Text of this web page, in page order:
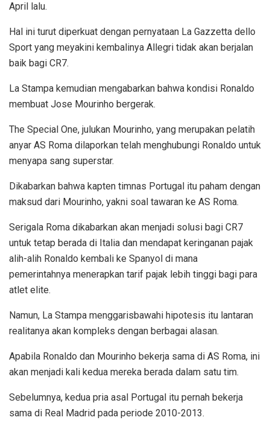
April lalu.
Hal ini turut diperkuat dengan pernyataan La Gazzetta dello
Sport yang meyakini kembalinya Allegri tidak akan berjalan
baik bagi CR7.
La Stampa kemudian mengabarkan bahwa kondisi Ronaldo
membuat Jose Mourinho bergerak.
The Special One, julukan Mourinho, yang merupakan pelatih
anyar AS Roma dilaporkan telah menghubungi Ronaldo untuk
menyapa sang superstar.
Dikabarkan bahwa kapten timnas Portugal itu paham dengan
maksud dari Mourinho, yakni soal tawaran ke AS Roma.
Serigala Roma dikabarkan akan menjadi solusi bagi CR7
untuk tetap berada di Italia dan mendapat keringanan pajak
alih-alih Ronaldo kembali ke Spanyol di mana
pemerintahnya menerapkan tarif pajak lebih tinggi bagi para
atlet elite.
Namun, La Stampa menggarisbawahi hipotesis itu lantaran
realitanya akan kompleks dengan berbagai alasan.
Apabila Ronaldo dan Mourinho bekerja sama di AS Roma, ini
akan menjadi kali kedua mereka berada dalam satu tim.
Sebelumnya, kedua pria asal Portugal itu pernah bekerja
sama di Real Madrid pada periode 2010-2013.